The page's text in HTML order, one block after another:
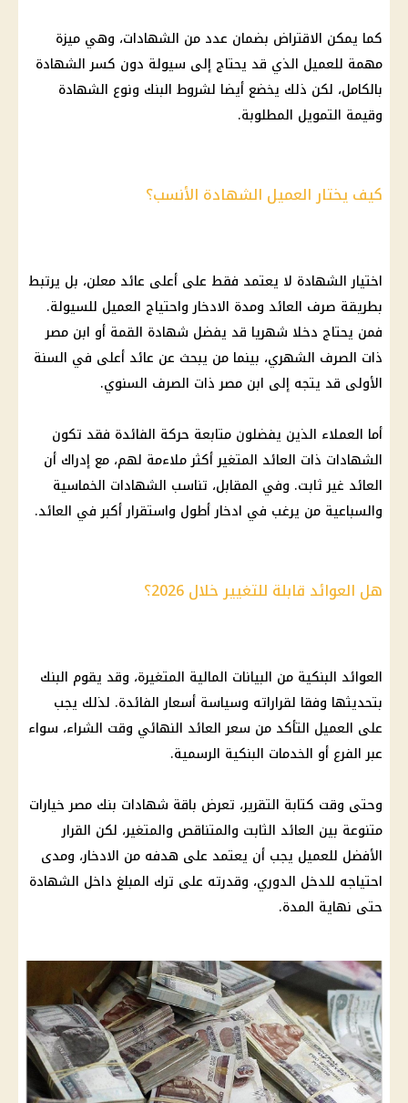
كما يمكن الاقتراض بضمان عدد من الشهادات، وهي ميزة
مهمة للعميل الذي قد يحتاج إلى سيولة دون كسر الشهادة
بالكامل، لكن ذلك يخضع أيضا لشروط البنك ونوع الشهادة
وقيمة التمويل المطلوبة.
كيف يختار العميل الشهادة الأنسب؟
اختيار الشهادة لا يعتمد فقط على أعلى عائد معلن، بل يرتبط
بطريقة صرف العائد ومدة الادخار واحتياج العميل للسيولة.
فمن يحتاج دخلا شهريا قد يفضل شهادة القمة أو ابن مصر
ذات الصرف الشهري، بينما من يبحث عن عائد أعلى في السنة
الأولى قد يتجه إلى ابن مصر ذات الصرف السنوي.
أما العملاء الذين يفضلون متابعة حركة الفائدة فقد تكون
الشهادات ذات العائد المتغير أكثر ملاءمة لهم، مع إدراك أن
العائد غير ثابت. وفي المقابل، تناسب الشهادات الخماسية
والسباعية من يرغب في ادخار أطول واستقرار أكبر في العائد.
هل العوائد قابلة للتغيير خلال 2026؟
العوائد البنكية من البيانات المالية المتغيرة، وقد يقوم البنك
بتحديثها وفقا لقراراته وسياسة أسعار الفائدة. لذلك يجب
على العميل التأكد من سعر العائد النهائي وقت الشراء، سواء
عبر الفرع أو الخدمات البنكية الرسمية.
وحتى وقت كتابة التقرير، تعرض باقة شهادات بنك مصرخيارات
متنوعة بين العائد الثابت والمتناقص والمتغير، لكن القرار
الأفضل للعميل يجب أن يعتمد على هدفه من الادخار، ومدى
احتياجه للدخل الدوري، وقدرته على ترك المبلغ داخل الشهادة
حتى نهاية المدة.